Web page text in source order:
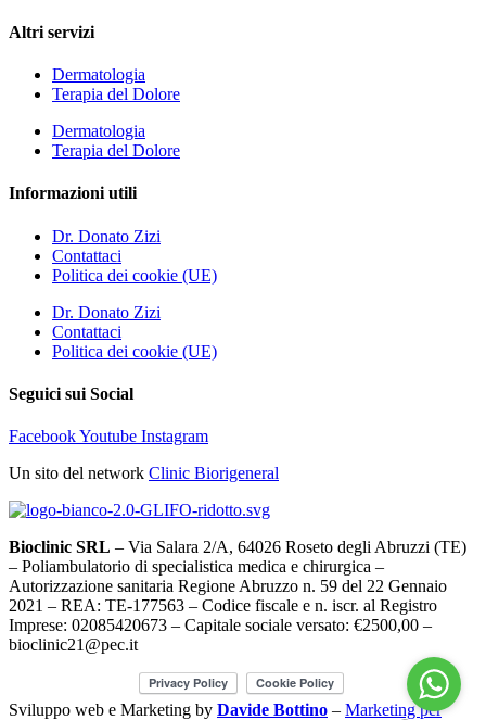
Altri servizi
Dermatologia
Terapia del Dolore
Dermatologia
Terapia del Dolore
Informazioni utili
Dr. Donato Zizi
Contattaci
Politica dei cookie (UE)
Dr. Donato Zizi
Contattaci
Politica dei cookie (UE)
Seguici sui Social
FacebookYoutube Instagram
Un sito del network Clinic Biorigeneral
Bioclinic SRL – Via Salara 2/A, 64026 Roseto degli Abruzzi (TE)
– Poliambulatorio di specialistica medica e chirurgica –
Autorizzazione sanitaria Regione Abruzzo n. 59 del 22 Gennaio
2021 – REA: TE-177563 – Codice fiscale e n. iscr. al Registro
Imprese: 02085420673 – Capitale sociale versato: €2500,00 –
bioclinic21@pec.it
Sviluppo web e Marketing by Davide Bottino – Marketing per